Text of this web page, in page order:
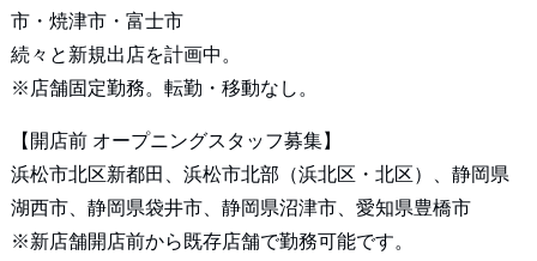
市・焼津市・富士市
続々と新規出店を計画中。
※店舗固定勤務。転勤・移動なし。
【開店前 オープニングスタッフ募集】
浜松市北区新都田、浜松市北部（浜北区・北区）、静岡県
湖西市、静岡県袋井市、静岡県沼津市、愛知県豊橋市
※新店舗開店前から既存店舗で勤務可能です。